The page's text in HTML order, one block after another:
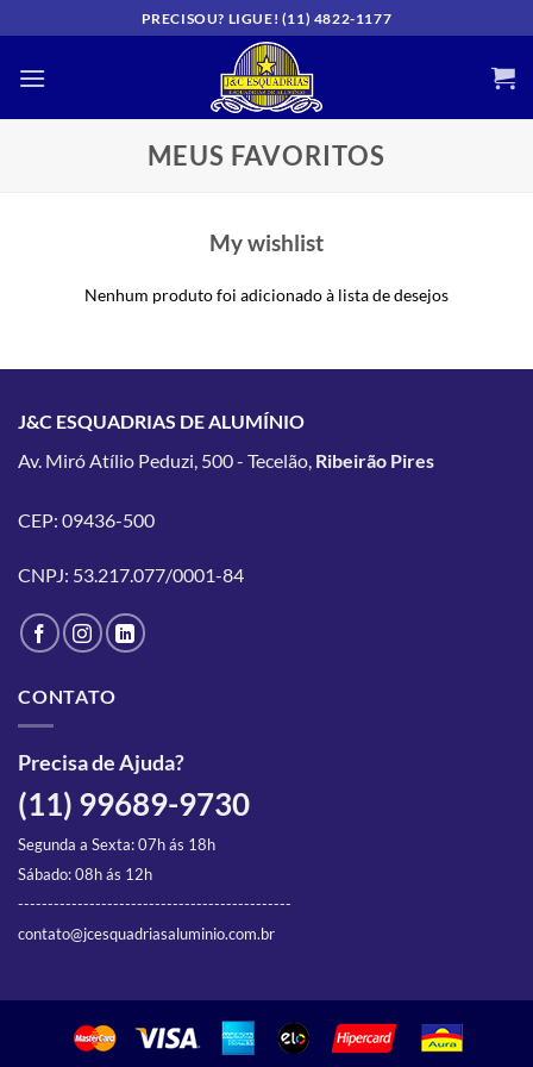
to
content
PRECISOU? LIGUE! (11) 4822-1177
MEUS FAVORITOS
My wishlist
Nenhum produto foi adicionado à lista de desejos
J&C ESQUADRIAS DE ALUMÍNIO
Av. Miró Atílio Peduzi, 500 - Tecelão, Ribeirão Pires
CEP: 09436-500
CNPJ: 53.217.077/0001-84
CONTATO
Precisa de Ajuda?
(11) 99689-9730
Segunda a Sexta: 07h ás 18h
Sábado: 08h ás 12h
----------------------------------------------
contato@jcesquadriasaluminio.com.br